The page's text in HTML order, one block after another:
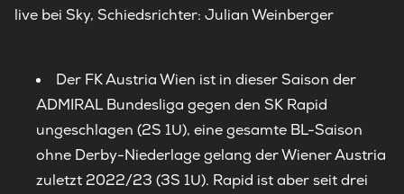
live bei Sky, Schiedsrichter: Julian Weinberger
Der FK Austria Wien ist in dieser Saison der
ADMIRAL Bundesliga gegen den SK Rapid
ungeschlagen (2S 1U), eine gesamte BL-Saison
ohne Derby-Niederlage gelang der Wiener Austria
zuletzt 2022/23 (3S 1U). Rapid ist aber seit drei